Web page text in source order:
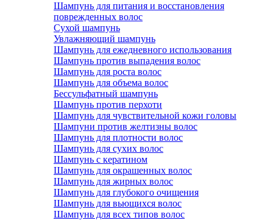
Шампунь для питания и восстановления
поврежденных волос
Сухой шампунь
Увлажняющий шампунь
Шампунь для ежедневного использования
Шампунь против выпадения волос
Шампунь для роста волос
Шампунь для объема волос
Бессульфатный шампунь
Шампунь против перхоти
Шампунь для чувствительной кожи головы
Шампуни против желтизны волос
Шампунь для плотности волос
Шампунь для сухих волос
Шампунь с кератином
Шампунь для окрашенных волос
Шампунь для жирных волос
Шампунь для глубокого очищения
Шампунь для вьющихся волос
Шампунь для всех типов волос